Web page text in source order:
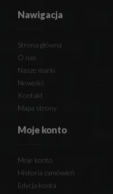
Nawigacja
Strona główna
O nas
Nasze marki
Nowości
Kontakt
Mapa strony
Moje konto
Moje konto
Historia zamówień
Edycja konta